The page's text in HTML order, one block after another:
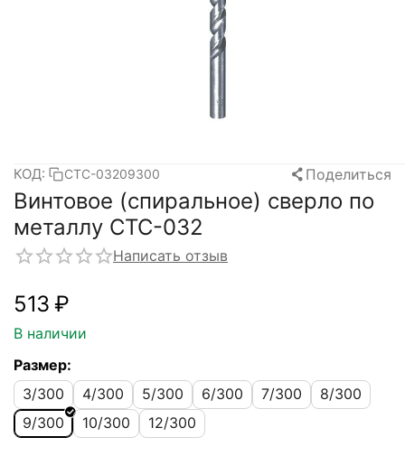
КОД: СТС-03209300 Поделиться
Винтовое (спиральное) сверло по
металлу СТС-032
Написать отзыв
‍513‍ ₽
В наличии
Размер:
3/300
4/300 5/300 6/300 7/300
8/300
9/300
10/300 12/300